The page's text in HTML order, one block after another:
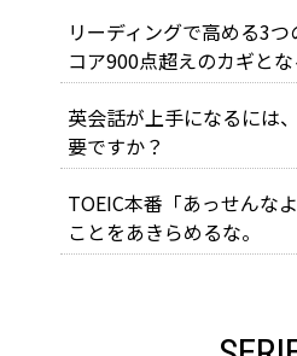
リーディングで高める3
コア900点超えのカギと
英会話が上手になるには
要ですか？
TOEIC本番「あっせんな
ことをあきらめるな。